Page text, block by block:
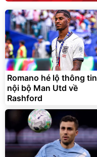
Romano hé lộ thông tin
nội bộ Man Utd về
Rashford